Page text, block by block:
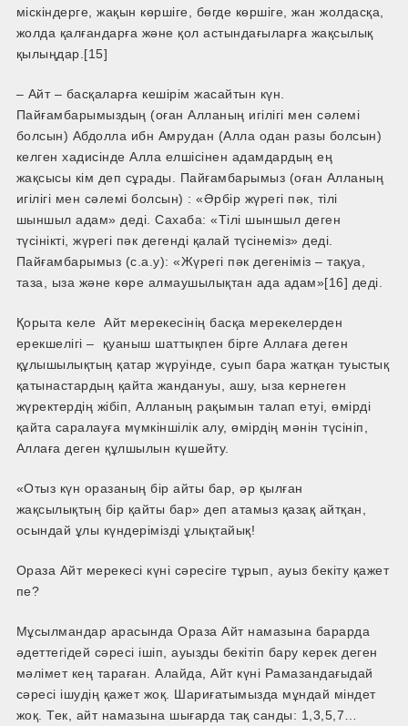
міскіндерге, жақын көршіге, бөгде көршіге, жан жолдасқа,
жолда қалғандарға және қол астындағыларға жақсылық
қылыңдар.[15]
– Айт – басқаларға кешірім жасайтын күн.
Пайғамбарымыздың (оған Алланың игілігі мен сәлемі
болсын) Абдолла ибн Амрудан (Алла одан разы болсын)
келген хадисінде Алла елшісінен адамдардың ең
жақсысы кім деп сұрады. Пайғамбарымыз (оған Алланың
игілігі мен сәлемі болсын) : «Әрбір жүрегі пәк, тілі
шыншыл адам» деді. Сахаба: «Тілі шыншыл деген
түсінікті, жүрегі пәк дегенді қалай түсінеміз» деді.
Пайғамбарымыз (с.а.у): «Жүрегі пәк дегеніміз – тақуа,
таза, ыза және көре алмаушылықтан ада адам»[16] деді.
Қорыта келе Айт мерекесінің басқа мерекелерден
ерекшелігі – қуаныш шаттықпен бірге Аллаға деген
құлышылықтың қатар жүруінде, суып бара жатқан туыстық
қатынастардың қайта жандануы, ашу, ыза кернеген
жүректердің жібіп, Алланың рақымын талап етуі, өмірді
қайта саралауға мүмкіншілік алу, өмірдің мәнін түсініп,
Аллаға деген құлшылын күшейту.
«Отыз күн оразаның бір айты бар, әр қылған
жақсылықтың бір қайты бар» деп атамыз қазақ айтқан,
осындай ұлы күндерімізді ұлықтайық!
Ораза Айт мерекесі күні сәресіге тұрып, ауыз бекіту қажет
пе?
Мұсылмандар арасында Ораза Айт намазына барарда
әдеттегідей сәресі ішіп, ауызды бекітіп бару керек деген
мәлімет кең тараған. Алайда, Айт күні Рамазандағыдай
сәресі ішудің қажет жоқ. Шариғатымызда мұндай міндет
жоқ. Тек, айт намазына шығарда тақ санды: 1,3,5,7…